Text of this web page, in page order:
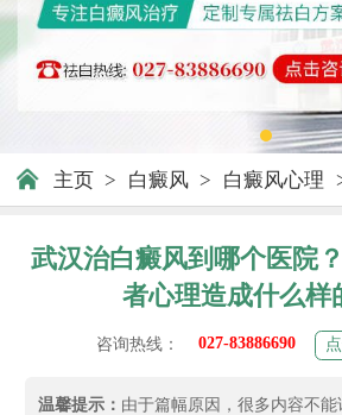
主页 > 白癜风 > 白癜风心理
武汉治白癜风到哪个医院
者心理造成什么样
咨询热线： 027-83886690
温馨提示： 由于篇幅原因，很多内容不